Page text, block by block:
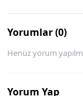
Yorumlar (0)
Henüz yorum
Yorum Yap